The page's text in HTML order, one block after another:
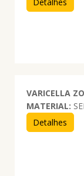
VARICELLA
MATERIAL:
Detalhes